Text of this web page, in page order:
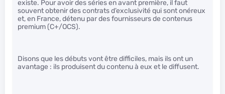
existe. Pour avoir des séries en avant première, il faut
souvent obtenir des contrats d’exclusivité qui sont onéreux
et, en France, détenu par des fournisseurs de contenus
premium (C+/OCS).
Disons que les débuts vont être difficiles, mais ils ont un
avantage : ils produisent du contenu à eux et le diffusent.